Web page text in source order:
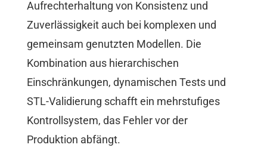
Aufrechterhaltung von Konsistenz und
Zuverlässigkeit auch bei komplexen und
gemeinsam genutzten Modellen. Die
Kombination aus hierarchischen
Einschränkungen, dynamischen Tests und
STL-Validierung schafft ein mehrstufiges
Kontrollsystem, das Fehler vor der
Produktion abfängt.